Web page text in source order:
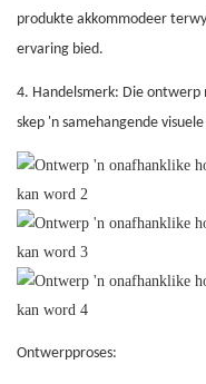
produkte akkommodeer
ervaring bied.
4. Handelsmerk: Die ontwerp
skep 'n samehangende
Ontwerpproses: